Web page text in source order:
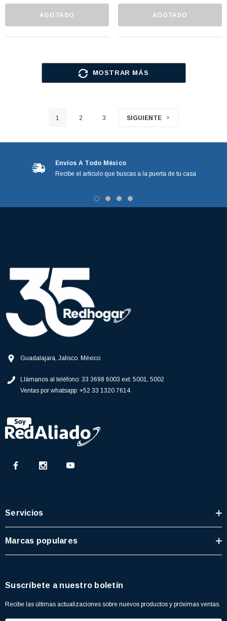
AGOTADO AGOTADO
MOSTRAR MÁS
1 2 3 SIGUIENTE
Envíos A Todo México
Recibe el artículo que buscas a la puerta de tu casa
Guadalajara, Jalisco. México
Llámanos al teléfono: 33 3698 6003 ext: 5001, 5002
Ventas por whatsapp: +52 33 1320 7614
Servicios
Marcas populares
Suscríbete a nuestro boletín
Recibe las últimas actualizaciones sobre nuevos productos y próximas ventas.